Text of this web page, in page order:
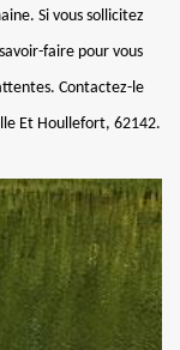
Si vous sollicitez
faire pour vous
Contactez-le
Et Houllefort, 62142.